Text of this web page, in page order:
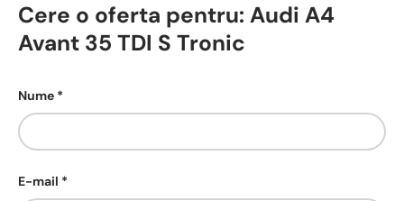
Cere o oferta pentru: Audi A4
Avant 35 TDI S Tronic
Nume
E-mail